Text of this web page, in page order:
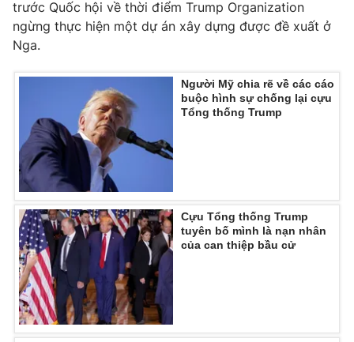
trước Quốc hội về thời điểm Trump Organization
ngừng thực hiện một dự án xây dựng được đề xuất ở
Nga.
Người Mỹ chia rẽ về các cáo
buộc hình sự chống lại cựu
Tổng thống Trump
Cựu Tổng thống Trump
tuyên bố mình là nạn nhân
của can thiệp bầu cử